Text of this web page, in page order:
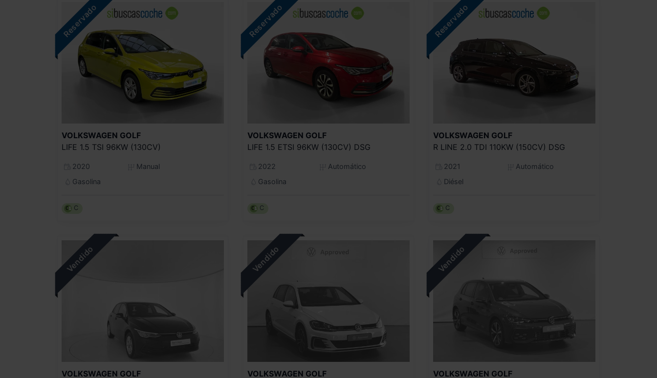
VOLKSWAGEN GOLF
LIFE 1.5 TSI 96KW (130CV)
2020
Manual
Gasolina
C
VOLKSWAGEN GOLF
LIFE 1.5 ETSI 96KW (130CV) DSG
2022
Automático
Gasolina
C
VOLKSWAGEN GOLF
R LINE 2.0 TDI 110KW (150CV) DSG
2021
Automático
Diésel
C
VOLKSWAGEN GOLF
VOLKSWAGEN GOLF
VOLKSWAGEN GOLF